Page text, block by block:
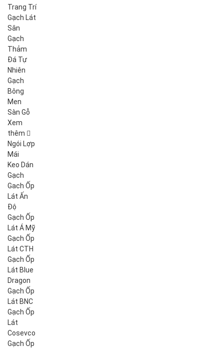
Trang Trí
Gạch Lát
Sân
Gạch
Thảm
Đá Tự
Nhiên
Gạch
Bông
Men
Sàn Gỗ
Xem
thêm
Ngói Lợp
Mái
Keo Dán
Gạch
Gach Ốp
Lát Ấn
Độ
Gạch Ốp
Lát Á Mỹ
Gạch Ốp
Lát CTH
Gạch Ốp
Lát Blue
Dragon
Gạch Ốp
Lát BNC
Gạch Ốp
Lát
Cosevco
Gạch Ốp